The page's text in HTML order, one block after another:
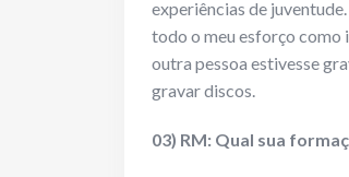
experiências de
todo o meu esforço como
outra pessoa estivesse
gravar discos.
03) RM: Qual sua